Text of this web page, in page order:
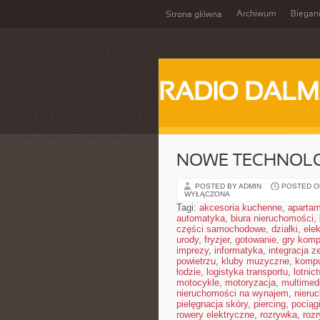
Strona główna Archiwum
RADIO
NOWE
POSTED BY ADMIN POSTED
WYŁĄCZONA
Tagi: akcesoria kuchenne,
automatyka, biura nieruchomości,
części samochodowe, działki,
urody, fryzjer, gotowanie, gry
imprezy, informatyka, integracja
powietrzu, kluby muzyczne,
łodzie, logistyka transportu,
motocykle, motoryzacja,
nieruchomości na wynajem,
pielęgnacja skóry, piercing, pociągi
rowery elektryczne, rozrywka,